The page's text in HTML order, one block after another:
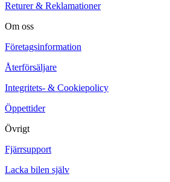
Returer & Reklamationer
Om oss
Företagsinformation
Återförsäljare
Integritets- & Cookiepolicy
Öppettider
Övrigt
Fjärrsupport
Lacka bilen själv